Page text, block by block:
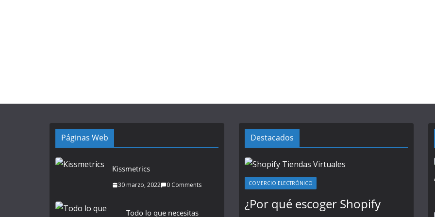
Páginas Web
Kissmetrics
30 marzo, 2022 0 Comments
Todo lo que necesitas
Destacados
COMERCIO ELECTRÓNICO
¿Por qué escoger Shopify